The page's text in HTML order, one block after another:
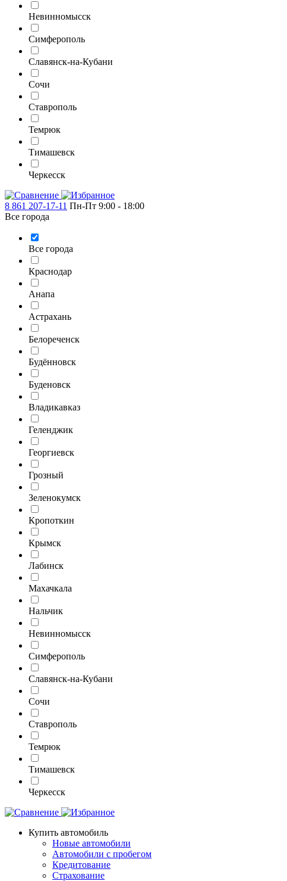
Невинномысск
Симферополь
Славянск-на-Кубани
Сочи
Ставрополь
Темрюк
Тимашевск
Черкесск
8 861 207-17-11 Пн-Пт 9:00 - 18:00
Все города
Все города
Краснодар
Анапа
Астрахань
Белореченск
Будённовск
Буденовск
Владикавказ
Геленджик
Георгиевск
Грозный
Зеленокумск
Кропоткин
Крымск
Лабинск
Махачкала
Нальчик
Невинномысск
Симферополь
Славянск-на-Кубани
Сочи
Ставрополь
Темрюк
Тимашевск
Черкесск
Купить автомобиль
Новые автомобили
Автомобили с пробегом
Кредитование
Страхование